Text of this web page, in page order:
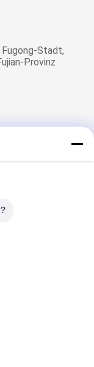
Fugong-Stadt,
Provinz
und mehr.